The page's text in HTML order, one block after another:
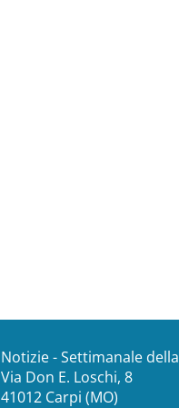
Notizie - Settimanale della
Via Don E. Loschi, 8
41012 Carpi (MO)